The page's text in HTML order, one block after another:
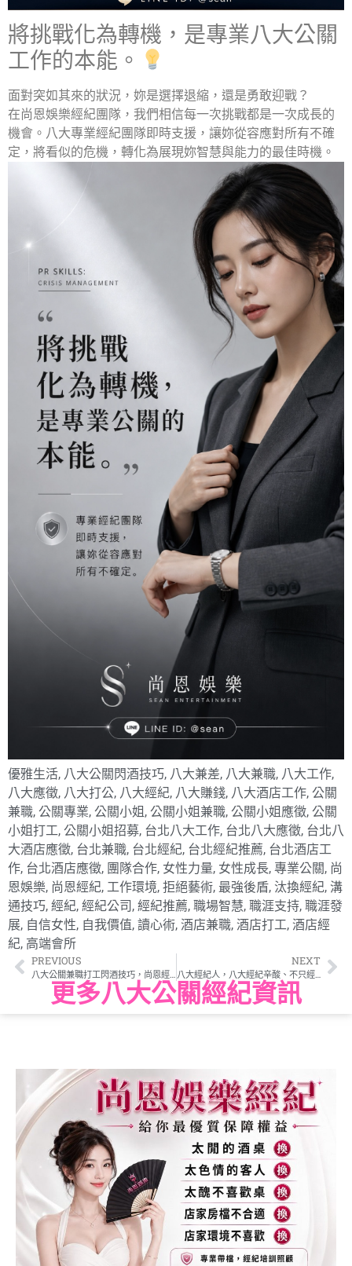
將挑戰化為轉機，是專業八大公關
工作的本能。
面對突如其來的狀況，妳是選擇退縮，還是勇敢迎戰？
在尚恩娛樂經紀團隊，我們相信每一次挑戰都是一次成長的
機會。八大專業經紀團隊即時支援，讓妳從容應對所有不確
定，將看似的危機，轉化為展現妳智慧與能力的最佳時機。
優雅生活, 八大公關閃酒技巧, 八大兼差, 八大兼職, 八大工作,
八大應徵, 八大打公, 八大經紀, 八大賺錢, 八大酒店工作, 公關
兼職, 公關專業, 公關小姐 , 公關小姐兼職, 公關小姐應徵, 公關
小姐打工, 公關小姐招募, 台北八大工作, 台北八大應徵, 台北八
大酒店應徵, 台北兼職, 台北經紀, 台北經紀推薦, 台北酒店工
作, 台北酒店應徵, 團隊合作, 女性力量, 女性成長, 專業公關, 尚
恩娛樂, 尚恩經紀, 工作環境, 拒絕藝術, 最強後盾, 汰換經紀, 溝
通技巧, 經紀, 經紀公司 , 經紀推薦, 職場智慧, 職涯支持, 職涯發
展, 自信女性, 自我價值, 讀心術, 酒店兼職, 酒店打工, 酒店經
紀, 高端會所
PREVIOUS NEXT
八大經紀人，八大經紀辛酸、不只經紀，更是經紀人
更多八大公關經紀資訊